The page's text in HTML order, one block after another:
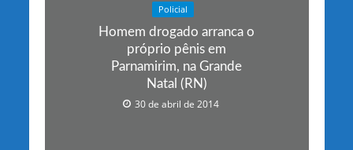
Policial
Homem drogado arranca o
próprio pênis em
Parnamirim, na Grande
Natal (RN)
30 de abril de 2014